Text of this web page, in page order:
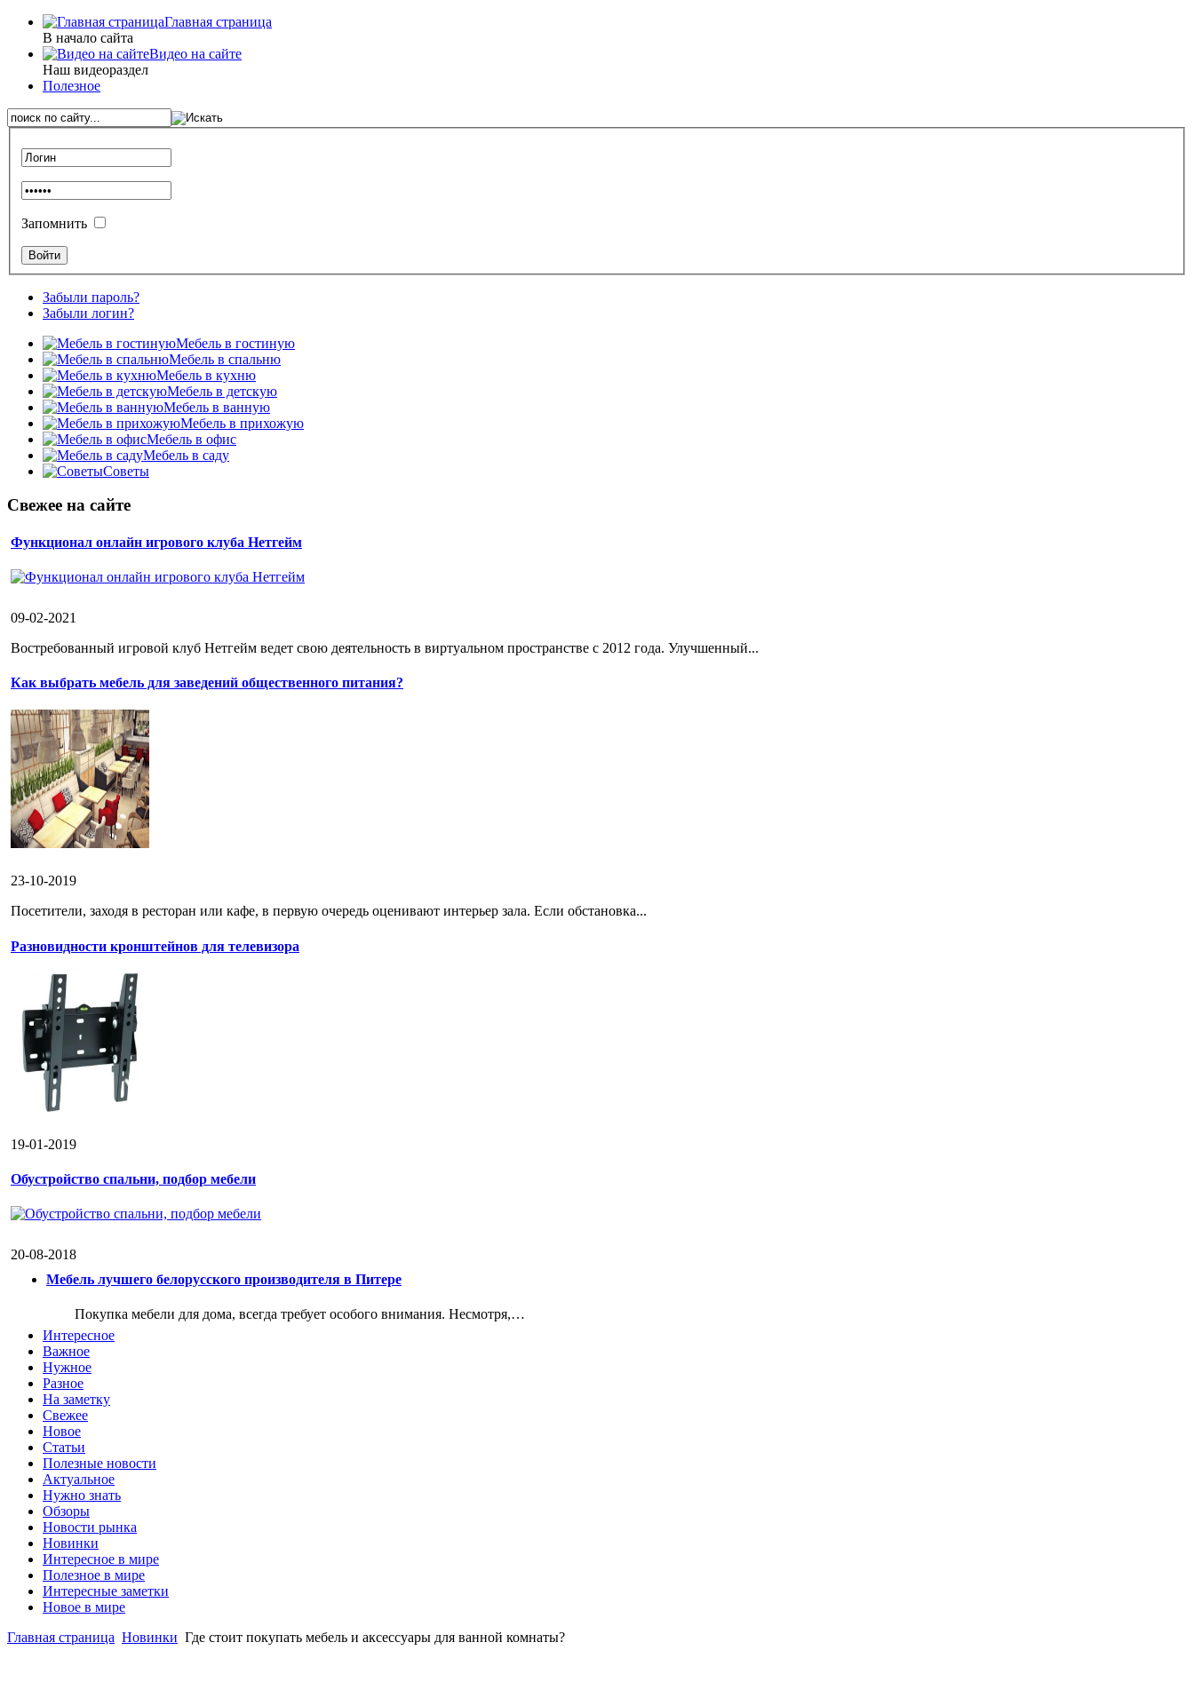
Главная страница
В начало сайта
Видео на сайте
Наш видеораздел
Полезное
Запомнить
Забыли пароль?
Забыли логин?
Мебель в гостиную
Мебель в спальню
Мебель в кухню
Мебель в детскую
Мебель в ванную
Мебель в прихожую
Мебель в офис
Мебель в саду
Советы
Свежее на сайте
Функционал онлайн игрового клуба Нетгейм
09-02-2021
Востребованный игровой клуб Нетгейм ведет свою деятельность в виртуальном пространстве с 2012 года. Улучшенный...
Как выбрать мебель для заведений общественного питания?
23-10-2019
Посетители, заходя в ресторан или кафе, в первую очередь оценивают интерьер зала. Если обстановка...
Разновидности кронштейнов для телевизора
19-01-2019
Обустройство спальни, подбор мебели
20-08-2018
Мебель лучшего белорусского производителя в Питере
Покупка мебели для дома, всегда требует особого внимания. Несмотря,…
Интересное
Важное
Нужное
Разное
На заметку
Свежее
Новое
Статьи
Полезные новости
Актуальное
Нужно знать
Обзоры
Новости рынка
Новинки
Интересное в мире
Полезное в мире
Интересные заметки
Новое в мире
Главная страница Новинки Где стоит покупать мебель и аксессуары для ванной комнаты?